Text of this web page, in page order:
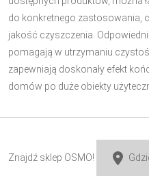
do konkretnego zastosowania,
jakość czyszczenia.
pomagają w utrzymaniu
zapewniają doskonały efekt
domów po duże obiekty
Znajdź sklep OSMO!